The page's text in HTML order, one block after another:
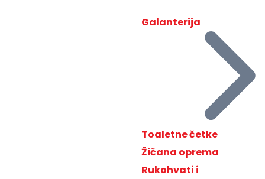
Galanterija
Toaletne četke
Žičana oprema
Rukohvati i